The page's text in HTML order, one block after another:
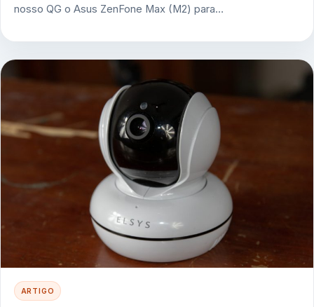
nosso QG o Asus ZenFone Max (M2) para…
ARTIGO